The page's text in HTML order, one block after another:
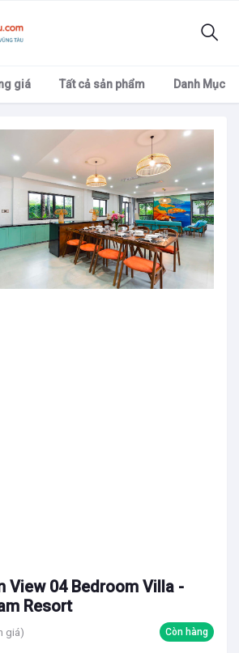
giá Tất cả sản phẩm Danh Mục
View 04 Bedroom Villa -
Resort
giá) Còn hàng